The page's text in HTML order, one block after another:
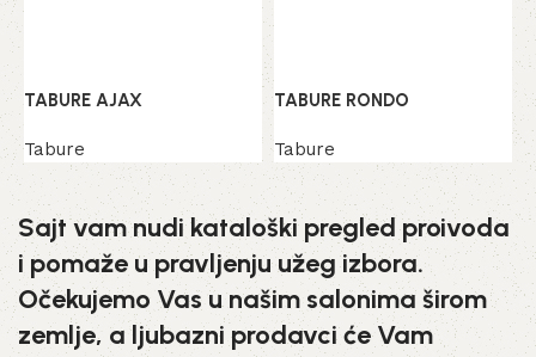
TABURE AJAX
Tabure
TABURE RONDO
Tabure
Sajt vam nudi kataloški pregled proivoda
i pomaže u pravljenju užeg izbora.
Očekujemo Vas u našim salonima širom
zemlje, a ljubazni prodavci će Vam